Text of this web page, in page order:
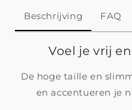
Beschrijving FAQ
Voel je vrij
De hoge taille en
en accentueren je